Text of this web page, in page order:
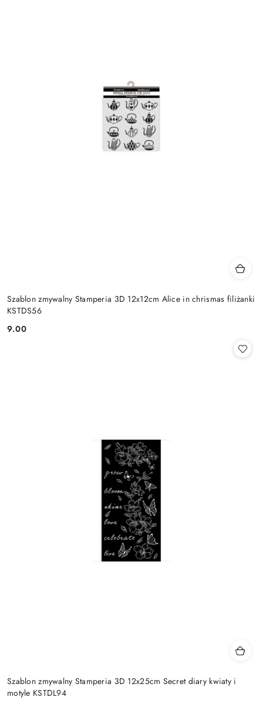
Szablon zmywalny Stamperia 3D 12x12cm Alice in chrismas filiżanki
KSTDS56
Cena:
9.00
Szablon zmywalny Stamperia 3D 12x25cm Secret diary kwiaty i
motyle KSTDL94